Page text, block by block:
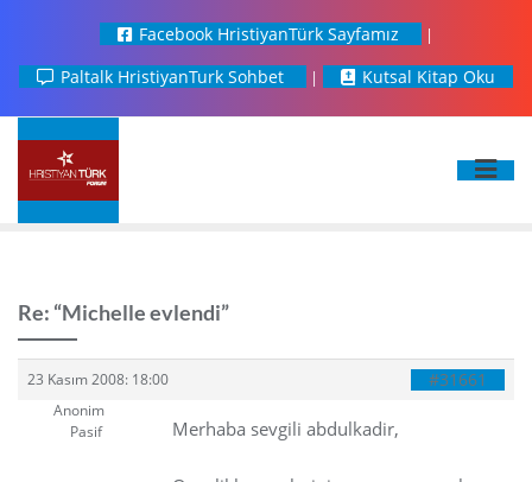
Facebook HristiyanTürk Sayfamız
Paltalk HristiyanTurk Sohbet
Kutsal Kitap Oku
Re: “Michelle evlendi”
23 Kasım 2008: 18:00 #31661
Anonim
Pasif
Merhaba sevgili abdulkadir,